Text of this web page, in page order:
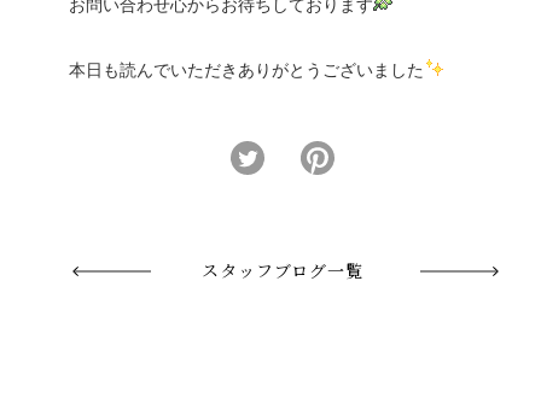
お問い合わせ心からお待ちしております
本日も読んでいただきありがとうございました
スタッフブログ一覧